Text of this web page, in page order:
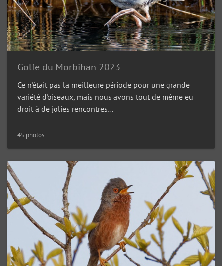
Golfe du Morbihan 2023
Ce n'était pas la meilleure période pour une grande
variété d'oiseaux, mais nous avons tout de même eu
droit à de jolies rencontres…
45 photos